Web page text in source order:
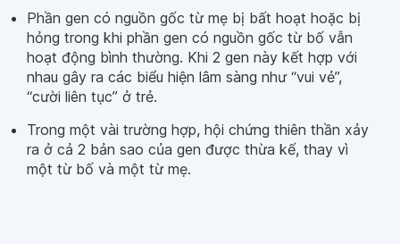
Phần gen có nguồn gốc từ mẹ bị bất hoạt hoặc bị
hỏng trong khi phần gen có nguồn gốc từ bố vẫn
hoạt động bình thường. Khi 2 gen này kết hợp với
nhau gây ra các biểu hiện lâm sàng như “vui vẻ”,
“cười liên tục” ở trẻ.
Trong một vài trường hợp, hội chứng thiên thần xảy
ra ở cả 2 bản sao của gen được thừa kế, thay vì
một từ bố và một từ mẹ.